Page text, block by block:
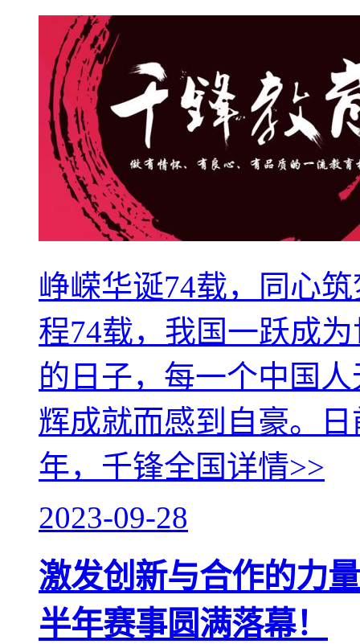
峥嵘华诞74载，同心
程74载，我国一跃成
的日子，每一个中国
辉成就而感到自豪。
年，千锋全国详情>>
2023-09-28
激发创新与合作的力
半年赛事圆满落幕！